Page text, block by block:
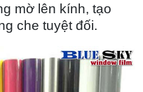
mờ lên kính, tạo
che tuyệt đối.